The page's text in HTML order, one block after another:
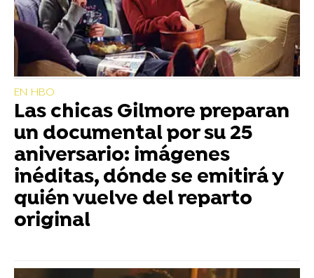
EN HBO
Las chicas Gilmore preparan
un documental por su 25
aniversario: imágenes
inéditas, dónde se emitirá y
quién vuelve del reparto
original